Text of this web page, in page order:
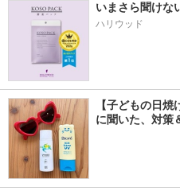
いまさら聞けな
ハリウッド
【子どもの日
に聞いた、対策